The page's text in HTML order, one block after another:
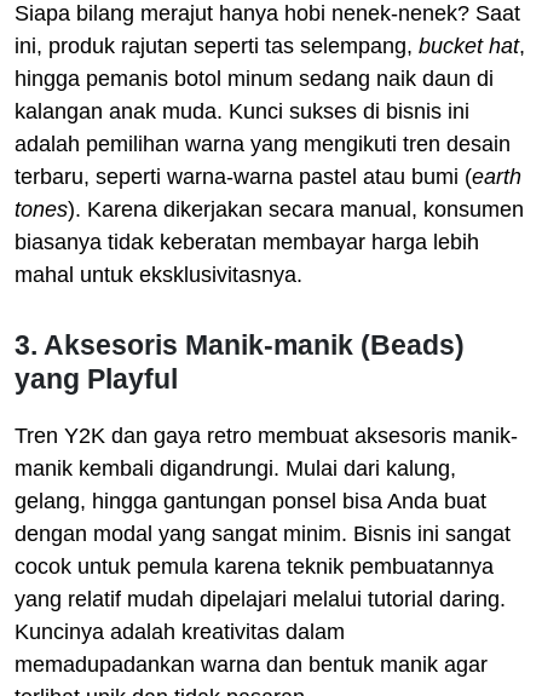
Siapa bilang merajut hanya hobi nenek-nenek? Saat
ini, produk rajutan seperti tas selempang, bucket hat,
hingga pemanis botol minum sedang naik daun di
kalangan anak muda. Kunci sukses di bisnis ini
adalah pemilihan warna yang mengikuti tren desain
terbaru, seperti warna-warna pastel atau bumi (earth
tones). Karena dikerjakan secara manual, konsumen
biasanya tidak keberatan membayar harga lebih
mahal untuk eksklusivitasnya.
3. Aksesoris Manik-manik (Beads)
yang Playful
Tren Y2K dan gaya retro membuat aksesoris manik-
manik kembali digandrungi. Mulai dari kalung,
gelang, hingga gantungan ponsel bisa Anda buat
dengan modal yang sangat minim. Bisnis ini sangat
cocok untuk pemula karena teknik pembuatannya
yang relatif mudah dipelajari melalui tutorial daring.
Kuncinya adalah kreativitas dalam
memadupadankan warna dan bentuk manik agar